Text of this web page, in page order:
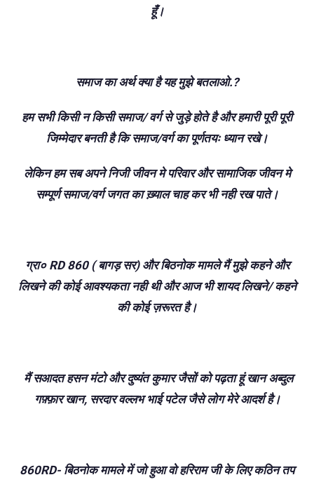
हूँ।
समाज का अर्थ क्या है यह मुझे बतलाओ.?
हम सभी किसी न किसी समाज/ वर्ग से जुड़े होते है और हमारी पूरी पूरी
जिम्मेदार बनती है कि समाज/वर्ग का पूर्णतयः ध्यान रखे।
लेकिन हम सब अपने निजी जीवन मे परिवार और सामाजिक जीवन मे
सम्पूर्ण समाज/वर्ग जगत का ख़्याल चाह कर भी नही रख पाते।
ग्रा० RD 860 ( बागड़ सर) और बिठनोक मामले मैं मुझे कहने और
लिखने की कोई आवश्यकता नही थी और आज भी शायद लिखने/ कहने
की कोई ज़रूरत है।
मैं सआदत हसन मंटो और दुष्यंत कुमार जैसों को पढ़ता हूं खान अब्दुल
गफ़्फ़ार खान, सरदार वल्लभ भाई पटेल जैसे लोग मेरे आदर्श है।
860RD- बिठनोक मामले में जो हुआ वो हरिराम जी के लिए कठिन तप